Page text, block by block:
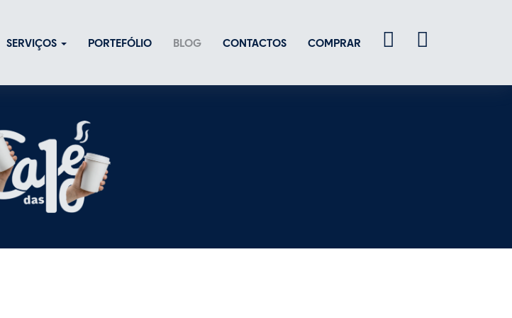
SERVIÇOS PORTEFÓLIO BLOG CONTACTOS COMPRAR